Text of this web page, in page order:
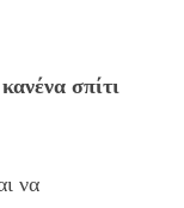
σπίτι
να